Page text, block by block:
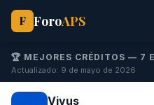
F ForoAPS
🏆 MEJORES CRÉDITOS — 7
Actualizado: 9 de mayo de 2026
Vivus